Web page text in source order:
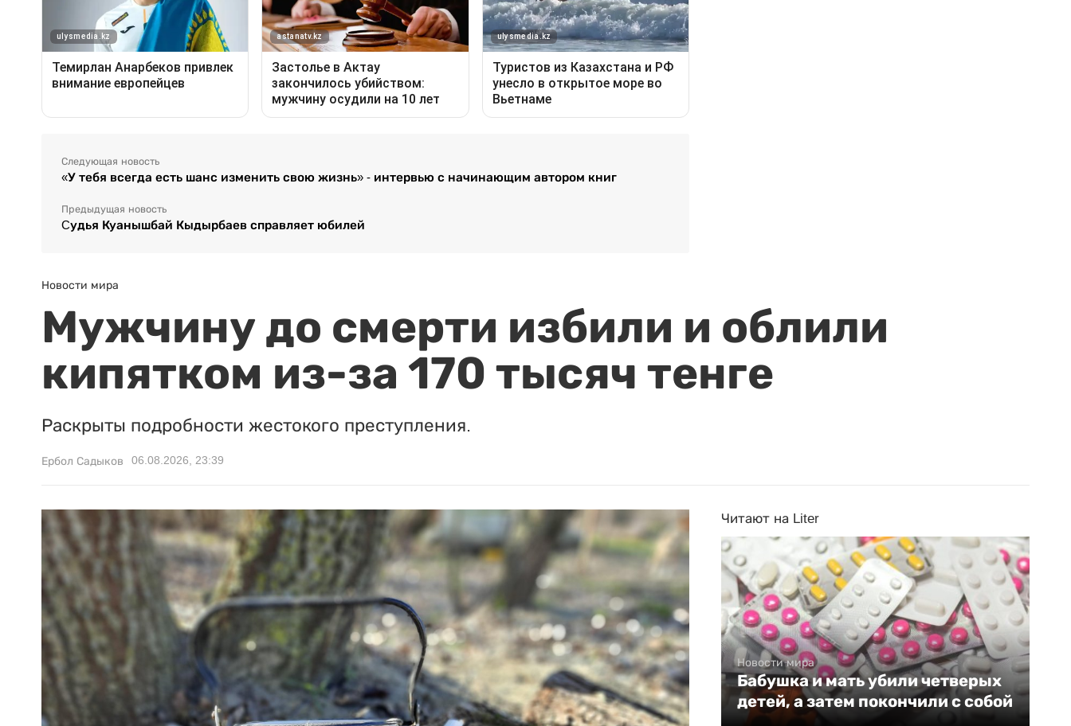
Следующая новость
«У тебя всегда есть шанс изменить свою жизнь» - интервью с начинающим автором книг
Предыдущая новость
Cудья Куанышбай Кыдырбаев справляет юбилей
Новости мира
Мужчину до смерти избили и облили
кипятком из-за 170 тысяч тенге
Раскрыты подробности жестокого преступления.
Ербол Садыков 06.08.2026, 23:39
Читают на Liter
Новости мира
Бабушка и мать убили четверых
детей, а затем покончили с собой